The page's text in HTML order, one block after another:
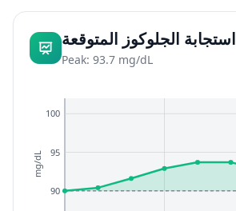
استجابة الجلوكوز المتوقعة
Peak: 93.7 mg/dL
90
95
100
mg/dL